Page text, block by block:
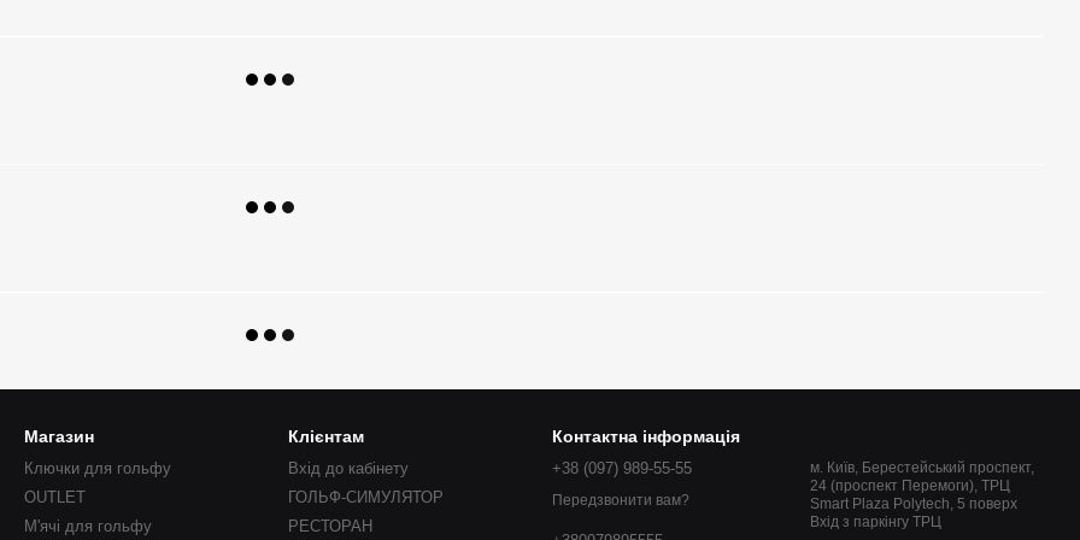
Магазин
Ключки для гольфу
OUTLET
М'ячі для гольфу
Клієнтам
Вхід до кабінету
ГОЛЬФ-СИМУЛЯТОР
РЕСТОРАН
Контактна інформація
+38 (097) 989-55-55
Передзвонити вам?
м. Київ, Берестейський проспект,
24 (проспект Перемоги), ТРЦ
Smart Plaza Polytech, 5 поверх
Вхід з паркінгу ТРЦ